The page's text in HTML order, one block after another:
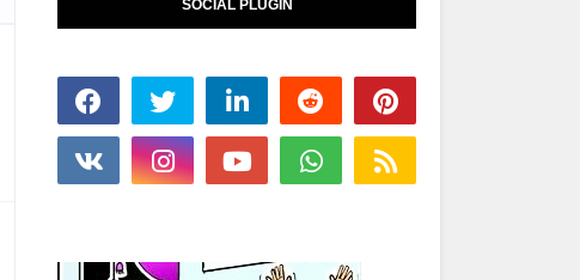
SOCIAL PLUGIN